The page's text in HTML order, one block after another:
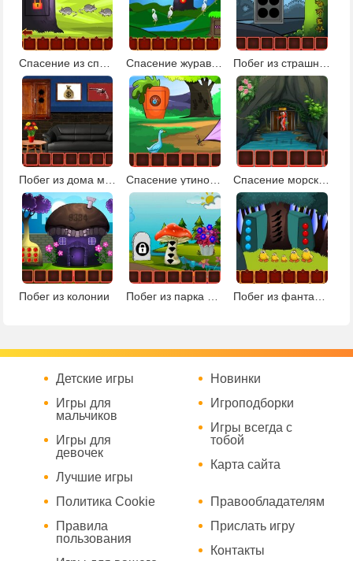
Спасение журавля
Спасение утиной семьи: эпизод 1 Спасение морского конька
Побег из колонии
Детские игры
Игры для
мальчиков
Игры для
девочек
Лучшие игры
Новинки
Игроподборки
Игры всегда с
тобой
Карта сайта
Политика Cookie
Правила
пользования
Правообладателям
Прислать игру
Контакты